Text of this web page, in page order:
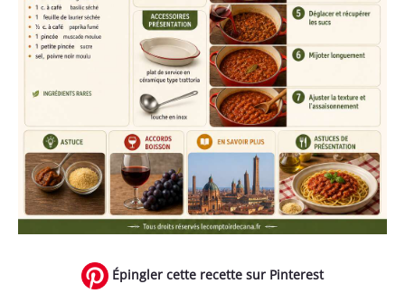
Épingler cette recette sur Pinterest